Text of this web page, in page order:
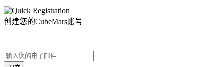
创建您的CubeMars账号